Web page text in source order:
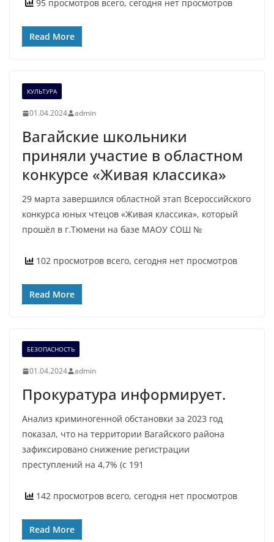
95 просмотров всего, сегодня нет просмотров
Read More
КУЛЬТУРА
01.04.2024 admin
Вагайские школьники
приняли участие в областном
конкурсе «Живая классика»
29 марта завершился областной этап Всероссийского
конкурса юных чтецов «Живая классика», который
прошёл в г.Тюмени на базе МАОУ СОШ №
102 просмотров всего, сегодня нет просмотров
Read More
БЕЗОПАСНОСТЬ
01.04.2024 admin
Прокуратура информирует.
Анализ криминогенной обстановки за 2023 год
показал, что на территории Вагайского района
зафиксировано снижение регистрации
преступлений на 4,7% (с 191
142 просмотров всего, сегодня нет просмотров
Read More